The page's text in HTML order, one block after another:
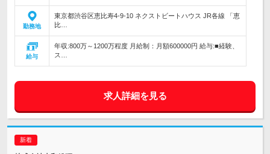
勤務地
東京都渋谷区恵比寿4-9-10 ネクストビートハウス JR各線 「恵
比…
給与
年収:800万～1200万程度 月給制：月額600000円 給与:■経験、
ス…
求人詳細を見る